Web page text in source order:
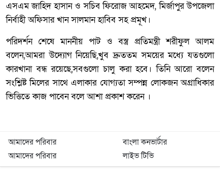
এসএম জাহিদ হাসান ও সচিব ফিরোজ আহমেদ, মির্জাপুর উপজেলা
নির্বাহী অফিসার খান সালমান হাবিব সহ প্রমূখ।
পরিদর্শন শেষে মাননীয় পাট ও বস্ত্র প্রতিমন্ত্রী শরীফুল আলম
বলেন,আমরা উদ্যোগ নিয়েছি,খুব দ্রুততম সময়ের মধ্যে যতগুলো
কারখানা বন্ধ রয়েছে,সবগুলো চালু করা হবে। তিনি আরো বলেন
সংশ্লিষ্ট মিলের সাথে এলাকার যোগ্যতা সম্পন্ন লোকজন অগ্রাধিকার
ভিত্তিতে কাজ পাবেন বলে আশা প্রকাশ করেন ।
আমাদের পরিবার
বাংলা কনভার্টার
আমাদের পরিবার
লাইভ টিভি